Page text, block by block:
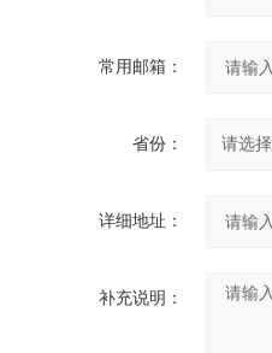
常用邮箱：
省份：
详细地址：
补充说明：